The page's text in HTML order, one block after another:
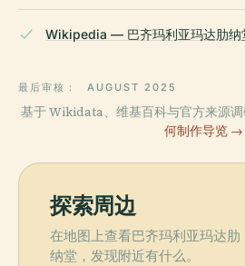
Wikipedia — 巴齐玛利亚玛达肋纳
最后审核： AUGUST 2025
基于 Wikidata、维基百科与官方来源调
何制作导览 →
探索周边
在地图上查看巴齐玛利亚玛达肋
纳堂，发现附近有什么。